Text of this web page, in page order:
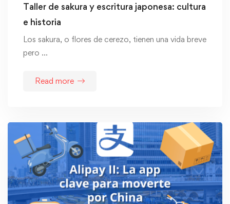
Taller de sakura y escritura japonesa: cultura
e historia
Los sakura, o flores de cerezo, tienen una vida breve
pero …
Read more